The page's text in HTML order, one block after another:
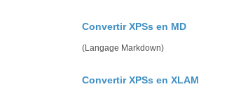
Convertir XPSs en MD
(Langage Markdown)
Convertir XPSs en XLAM